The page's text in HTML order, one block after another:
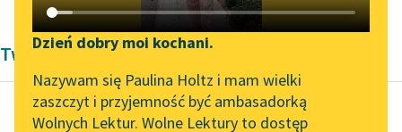
Katalog DAISY
Podkasty o książkach
Zgłoś brak utworu
Aktualności
„Prokurator Alicja Horn”
Narzędzia
Mapa Wolnych Lektur
Dzień dobry moi kochani.
Nazywam się Paulina Holtz i mam wielki
zaszczyt i przyjemność być ambasadorką
Wolnych Lektur. Wolne Lektury to dostęp
Twórczość Platon